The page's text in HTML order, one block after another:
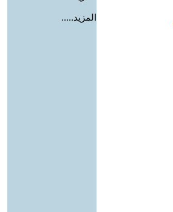
المزيد.....